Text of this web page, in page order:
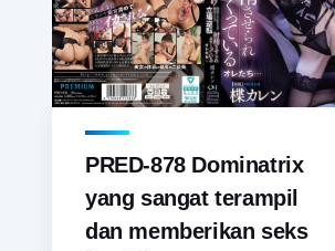
PRED-878 Dominatrix
yang sangat terampil
dan memberikan seks